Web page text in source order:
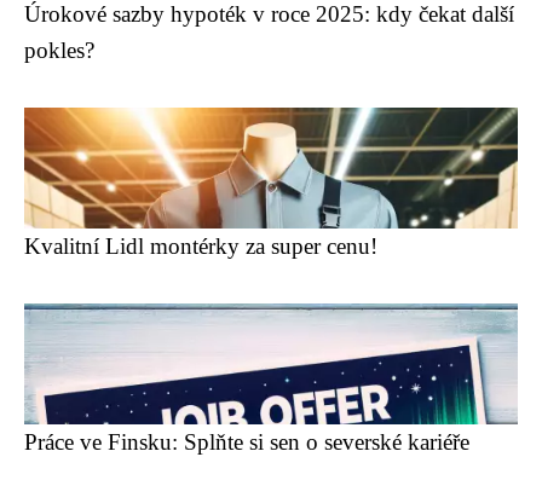
Úrokové sazby hypoték v roce 2025: kdy čekat další
pokles?
Kvalitní Lidl montérky za super cenu!
Práce ve Finsku: Splňte si sen o severské kariéře